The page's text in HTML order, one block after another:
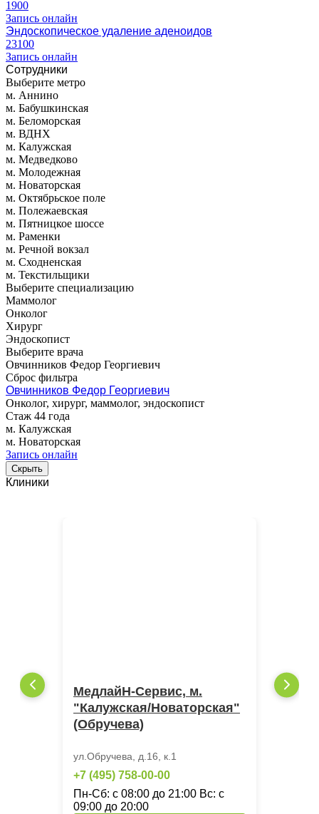
1900
Запись онлайн
Эндоскопическое удаление аденоидов
23100
Запись онлайн
Сотрудники
Выберите метро
м. Аннино
м. Бабушкинская
м. Беломорская
м. ВДНХ
м. Калужская
м. Медведково
м. Молодежная
м. Новаторская
м. Октябрьское поле
м. Полежаевская
м. Пятницкое шоссе
м. Раменки
м. Речной вокзал
м. Сходненская
м. Текстильщики
Выберите специализацию
Маммолог
Онколог
Хирург
Эндоскопист
Выберите врача
Овчинников Федор Георгиевич
Сброс фильтра
Овчинников Федор Георгиевич
Онколог, хирург, маммолог, эндоскопист
Стаж 44 года
м. Калужская
м. Новаторская
Запись онлайн
Скрыть
Клиники
МедлайН-Сервис, м.
"Калужская/Новаторская"
(Обручева)
ул.Обручева, д.16, к.1
+7 (495) 758-00-00
Пн-Сб: с 08:00 до 21:00 Вс: с
09:00 до 20:00